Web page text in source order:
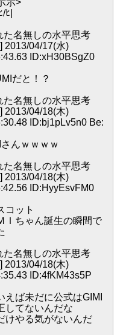
示>
|
た名無しの水平思考
2013/04/17(水)
ID:xH30BSgZ0
だと！？
た名無しの水平思考
2013/04/18(木)
ID:bj1pLv5n0 Be:
んｗｗｗｗ
た名無しの水平思考
2013/04/18(木)
ID:HyyEsvFM0
コット
Ｉちゃん誕生の瞬間で
た名無しの水平思考
2013/04/18(木)
ID:4fKM43s5P
えば未だに公式はGIMI
してないんだな
けやる気がないんだ